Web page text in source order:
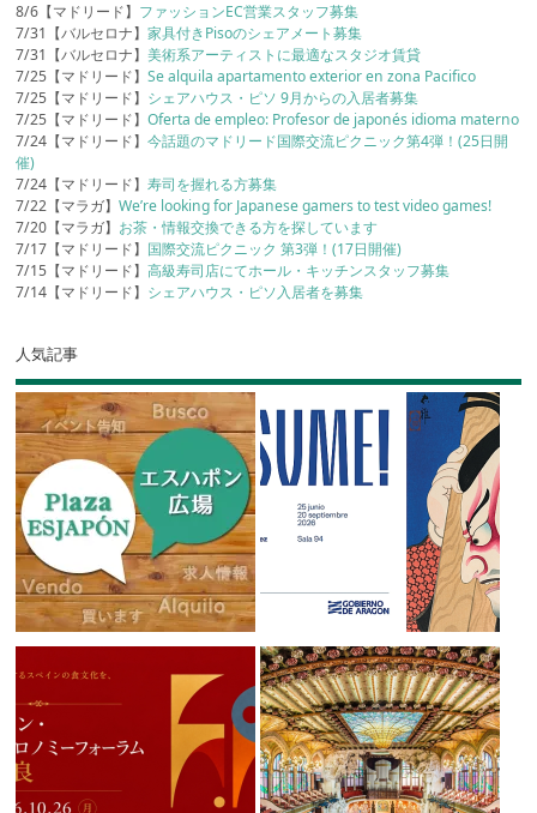
8/6【マドリード】 ファッションEC営業スタッフ募集
7/31【バルセロナ】家具付きPisoのシェアメート募集
7/31【バルセロナ】美術系アーティストに最適なスタジオ賃貸
7/25【マドリード】Se alquila apartamento exterior en zona Pacifico
7/25【マドリード】 シェアハウス・ピソ 9月からの入居者募集
7/25【マドリード】Oferta de empleo: Profesor de japonés idioma materno
7/24【マドリード】今話題のマドリード国際交流ピクニック第4弾！(25日開
催)
7/24【マドリード】寿司を握れる方募集
7/22【マラガ】We’re looking for Japanese gamers to test video games!
7/20【マラガ】 お茶・情報交換できる方を探しています
7/17【マドリード】 国際交流ピクニック 第3弾！(17日開催)
7/15【マドリード】高級寿司店にてホール・キッチンスタッフ募集
7/14【マドリード】 シェアハウス・ピソ入居者を募集
人気記事